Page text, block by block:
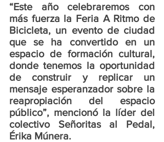
“Este año celebraremos con
más fuerza la Feria A Ritmo de
Bicicleta, un evento de ciudad
que se ha convertido en un
espacio de formación cultural,
donde tenemos la oportunidad
de construir y replicar un
mensaje esperanzador sobre la
reapropiación del espacio
público”, mencionó la líder del
colectivo Señoritas al Pedal,
Érika Múnera.